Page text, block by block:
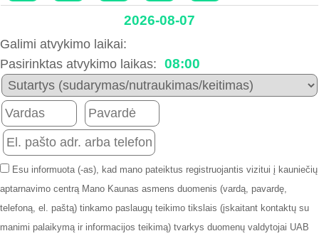
2026-08-07
Galimi atvykimo laikai:
Pasirinktas atvykimo laikas: 08:00
Esu informuota (-as), kad mano pateiktus registruojantis vizitui į kauniečių
aptarnavimo centrą Mano Kaunas asmens duomenis (vardą, pavardę,
telefoną, el. paštą) tinkamo paslaugų teikimo tikslais (įskaitant kontaktų su
manimi palaikymą ir informacijos teikimą) tvarkys duomenų valdytojai UAB